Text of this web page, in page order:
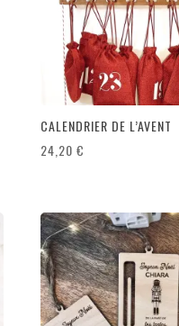
CALENDRIER DE L’AVENT
24,20€